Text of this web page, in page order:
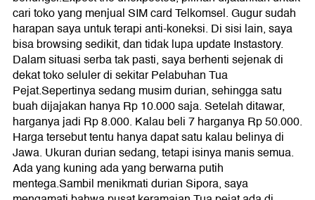
cari toko yang menjual SIM card Telkomsel. Gugur sudah
harapan saya untuk terapi anti-koneksi. Di sisi lain, saya
bisa browsing sedikit, dan tidak lupa update Instastory.
Dalam situasi serba tak pasti, saya berhenti sejenak di
dekat toko seluler di sekitar Pelabuhan Tua
Pejat.Sepertinya sedang musim durian, sehingga satu
buah dijajakan hanya Rp 10.000 saja. Setelah ditawar,
harganya jadi Rp 8.000. Kalau beli 7 harganya Rp 50.000.
Harga tersebut tentu hanya dapat satu kalau belinya di
Jawa. Ukuran durian sedang, tetapi isinya manis semua.
Ada yang kuning ada yang berwarna putih
mentega.Sambil menikmati durian Sipora, saya